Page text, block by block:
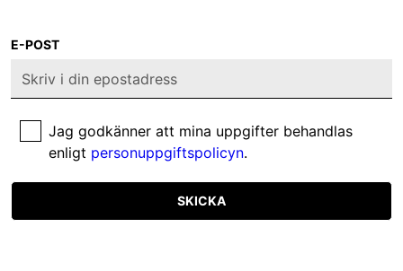
E-POST
Jag godkänner att mina uppgifter behandlas
enligt personuppgiftspolicyn.
SKICKA